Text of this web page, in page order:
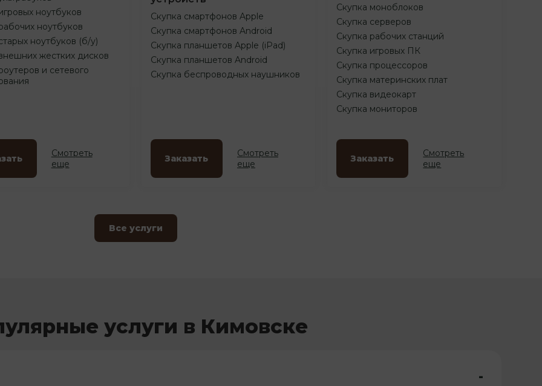
ноутбуков
ноутбуков
ноутбуков (б/у)
жестких дисков
и сетевого
Смотреть
еще
Скупка смартфонов Apple
Скупка смартфонов Android
Скупка планшетов Apple (iPad)
Скупка планшетов Android
Скупка беспроводных наушников
Заказать
Смотреть
еще
Скупка моноблоков
Скупка серверов
Скупка рабочих станций
Скупка игровых ПК
Скупка процессоров
Скупка материнских плат
Скупка видеокарт
Скупка мониторов
Заказать
Смотреть
еще
Все услуги
услуги в Кимовске
-